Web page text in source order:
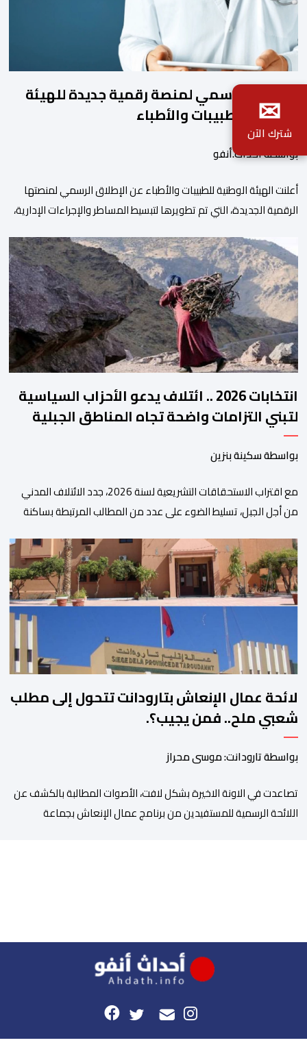
الإطلاق الرسمي لمنصة رقمية جديدة للهيئة
الوطنية للطبيبات والأطباء
بواسطة أحداث.أنفو
أعلنت الهيئة الوطنية للطبيبات والأطباء عن الإطلاق الرسمي لمنصتها
الرقمية الجديدة، التي تم تطويرها لتبسيط المساطر والإجراءات الإدارية،
والمجالس الجهوية للهيئة إلى جانب الهيئة الوطنية. وذكر بلاغ للهيئة أن
هذه المنصة، التي تم إطلاقها في إطار استراتيجيتها الرامية إلى التحديث
والتحول الرقمي، تشكل خطوة مهمة في […]
انتخابات 2026 .. ائتلاف يدعو الأحزاب السياسية
لتبني التزامات واضحة تجاه المناطق الجبلية
بواسطة سكينة بنزين
مع اقتراب الاستحقاقات التشريعية لسنة 2026، جدد الائتلاف المدني
من أجل الجبل، تسليط الضوء على عدد من المطالب المرتبطة بساكنة
فيها الأحزاب السياسية، إلى ادراج 10 التزامات ضمن برامجها الانتخابية
المنتظرة، في إطار تعاقد سياسي مع المناطق الجبلية والانتقال من
الوعود الانتخابية إلى التزامات عملية […]
لائحة عمال الإنعاش بتارودانت تتحول إلى مطلب
شعبي ملح.. فمن يجيب؟.
بواسطة تارودانت: موسى محراز
تصاعدت في الاونة الاخيرة بشكل لافت، الأصوات المطالبة بالكشف عن
اللائحة الرسمية للمستفيدين من برنامج عمال الإنعاش بجماعة
✉
شترك الآن